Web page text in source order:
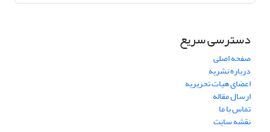
دسترسی سریع
صفحه اصلی
درباره نشریه
اعضای هیات تحریریه
ارسال مقاله
تماس با ما
نقشه سایت